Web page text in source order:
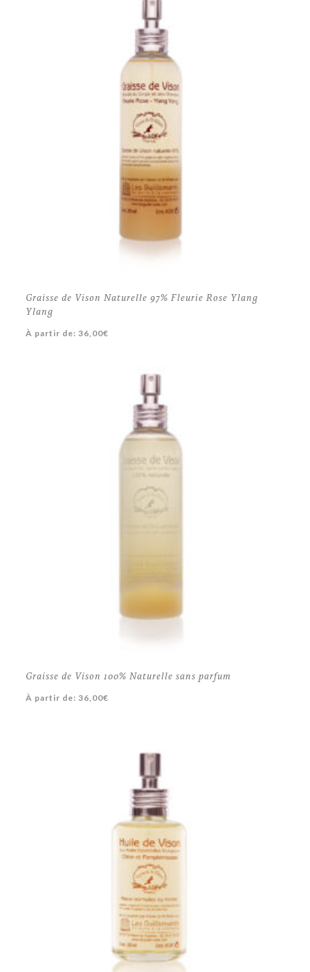
Graisse de Vison Naturelle 97% Fleurie Rose Ylang
Ylang
À partir de: 36,00€
Graisse de Vison 100% Naturelle sans parfum
À partir de: 36,00€